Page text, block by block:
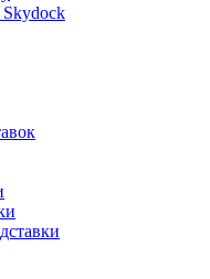
Skydock